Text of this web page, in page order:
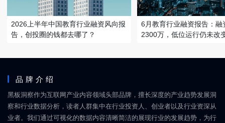
2026上半年中国教育行业融资风向报
告，创投圈的钱都去哪了？
6月教育行业融资报告：融
2300万，低位运行仍未改
品牌介绍
黑板洞察作为互联网产业内容领域头部品牌，擅长深度的产业趋势发展洞
察和行业数据分析，读者人群集中在行业投资人、创业者以及行业资深从
业者。我们通过可视化的数据内容清晰简洁的展现行业的发展趋势，为行